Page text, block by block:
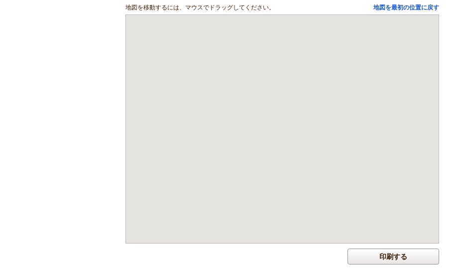
地図を移動するには、マウスでドラッグしてください。 地図を最初の位置に戻す
印刷する